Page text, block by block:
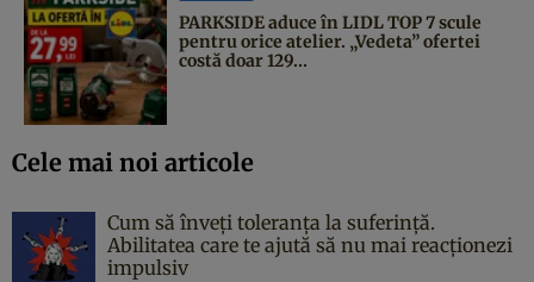
PARKSIDE aduce în LIDL TOP 7 scule
pentru orice atelier. „Vedeta” ofertei
costă doar 129...
Cele mai noi articole
Cum să înveți toleranța la suferință.
Abilitatea care te ajută să nu mai reacționezi
impulsiv